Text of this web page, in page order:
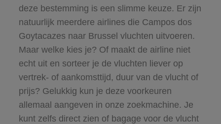
deze bestemming is een slimme keuze. Er zijn
natuurlijk meerdere airlines die Campos dos
Goytacazes naar Brussel vluchten uitvoeren.
Maar welke kies je? Of maakt de airline niet
echt uit en sorteer je de vluchten liever op
vertrek- of aankomsttijd, duur van de vlucht of
prijs? Gelukkig kun je deze voorkeuren
allemaal aangeven in onze zoekmachine. Je
kunt zelfs direct zien of bagage voor de vlucht